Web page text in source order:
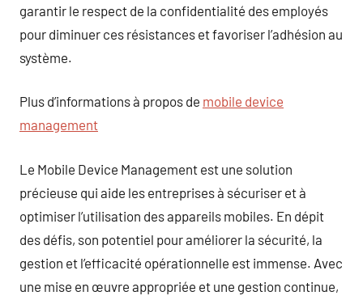
garantir le respect de la confidentialité des employés
pour diminuer ces résistances et favoriser l’adhésion au
système.
Plus d’informations à propos de mobile device
management
Le Mobile Device Management est une solution
précieuse qui aide les entreprises à sécuriser et à
optimiser l’utilisation des appareils mobiles. En dépit
des défis, son potentiel pour améliorer la sécurité, la
gestion et l’efficacité opérationnelle est immense. Avec
une mise en œuvre appropriée et une gestion continue,